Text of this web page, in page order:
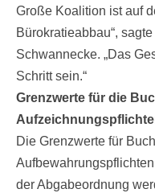
Große Koalition ist auf
Bürokratieabbau“,
Schwannecke. „Das
Schritt sein.“
Grenzwerte für die
Die Grenzwerte für
der Abgabeordnung